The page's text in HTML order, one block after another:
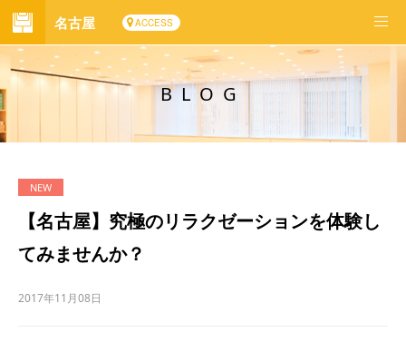
名古屋 ACCESS
BLOG
【名古屋】究極のリラクゼーションを体験し
てみませんか？
2017年11月08日